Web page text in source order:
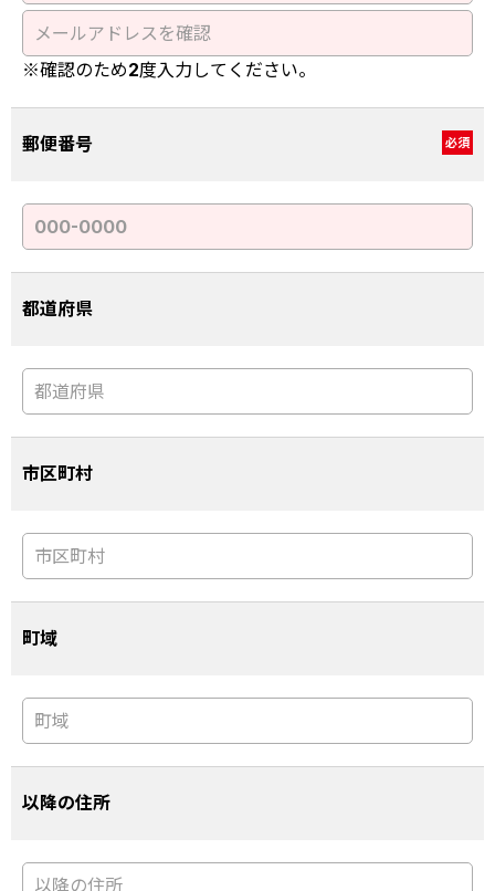
※確認のため2度入力してください。
郵便番号 必須
都道府県
市区町村
町域
以降の住所